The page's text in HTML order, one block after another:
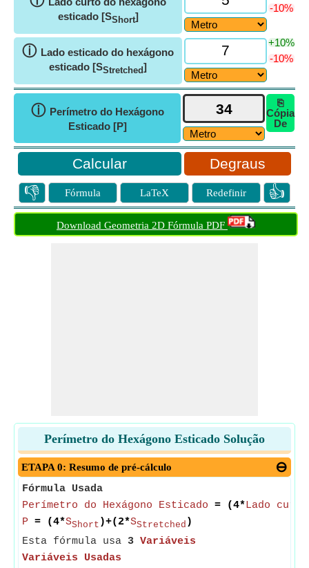
esticado [SShort]
-10%
ⓘ Lado esticado do hexágono
esticado [SStretched]
+10%
-10%
ⓘ Perímetro do Hexágono
Esticado [P]
⎘
Cópia
De
Degraus
👎 Fórmula LaTeX Redefinir 👍
Download Geometria 2D Fórmula PDF
Perímetro do Hexágono Esticado Solução
ETAPA 0: Resumo de pré-cálculo
Fórmula Usada
Perímetro do Hexágono Esticado = (4*Lado
P = (4*SShort )+(2*SStretched )
Esta fórmula usa 3 Variáveis
Variáveis Usadas